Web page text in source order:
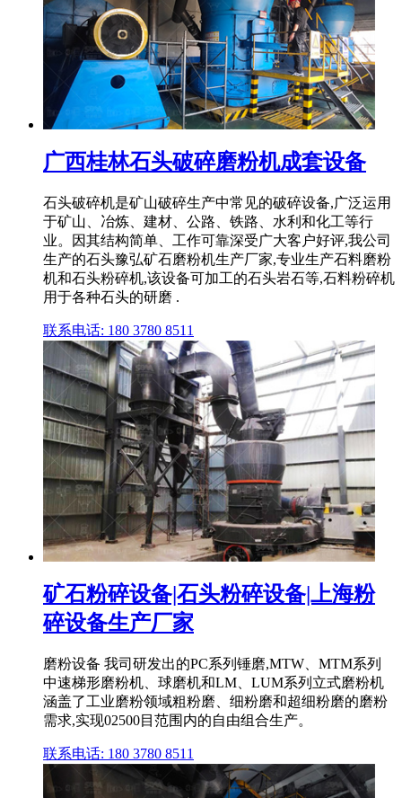
广西桂林石头破碎磨粉机成套设备
石头破碎机是矿山破碎生产中常见的破碎设备,广泛运用
于矿山、冶炼、建材、公路、铁路、水利和化工等行
业。因其结构简单、工作可靠深受广大客户好评,我公司
生产的石头豫弘矿石磨粉机生产厂家,专业生产石料磨粉
机和石头粉碎机,该设备可加工的石头岩石等,石料粉碎机
用于各种石头的研磨 .
联系电话: 180 3780 8511
矿石粉碎设备|石头粉碎设备|上海粉
碎设备生产厂家
磨粉设备 我司研发出的PC系列锤磨,MTW、MTM系列
中速梯形磨粉机、球磨机和LM、LUM系列立式磨粉机
涵盖了工业磨粉领域粗粉磨、细粉磨和超细粉磨的磨粉
需求,实现02500目范围内的自由组合生产。
联系电话: 180 3780 8511